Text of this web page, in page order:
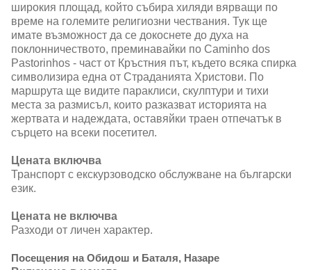
широкия площад, който събира хиляди вярващи по
време на големите религиозни чествания. Тук ще
имате възможност да се докоснете до духа на
поклонничеството, преминавайки по Caminho dos
Pastorinhos - част от Кръстния път, където всяка спирка
символизира една от Страданията Христови. По
маршрута ще видите параклиси, скулптури и тихи
места за размисъл, които разказват историята на
жертвата и надеждата, оставяйки траен отпечатък в
сърцето на всеки посетител.
Цената включва
Транспорт с екскурзоводско обслужване на български
език.
Цената не включва
Разходи от личен характер.
Посещения на Обидош и Баталя, Назаре